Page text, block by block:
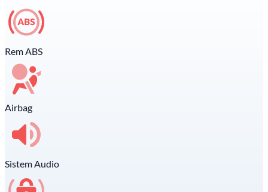
Rem ABS
Airbag
Sistem Audio